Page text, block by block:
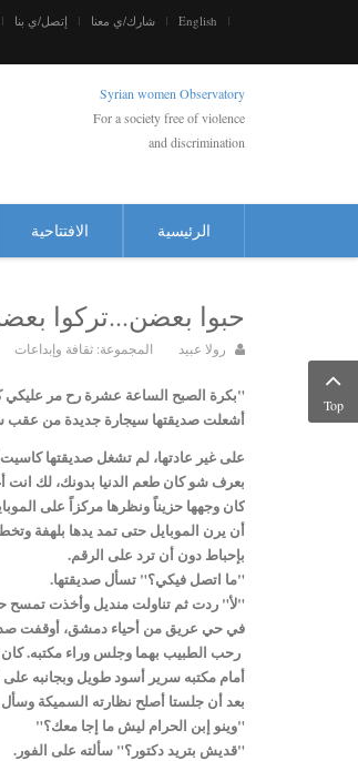
English شارك/ي معنا إتصل/ي بنا
Syrian women Observatory
For a society free of violence
and discrimination
الرئيسية الافتتاحية
حبوا بعضن...تركوا
رولا عبيد المجموعة: ثقافة وإبداعات
"بكرة الصبح الساعة عشرة رح مر عليكي
أشعلت صديقتها سيجارة جديدة من عقب
على غير عادتها، لم تشغل صديقتها
بعرف شو كان طعم الدنيا بدونك، لك
كان وجهها حزيناً ونظرها مركزاً على
أن يرن الموبايل حتى تمد يدها بلهفة
بإحباط دون أن ترد على الرقم.
"ما اتصل فيكي؟" تسأل صديقتها.
"لأ" ردت ثم تناولت منديل وأخذت تمسح
في حي عريق من أحياء دمشق، أوقفت
رحب الطبيب بهما وجلس وراء مكتبه.
أمام مكتبه سرير أسود طويل وبجانبه
بعد أن جلستا أصلح نظارته السميكة
"وينو إبن الحرام ليش ما إجا معك؟"
"قديش بتريد دكتور؟" سألته على الفور.
Top